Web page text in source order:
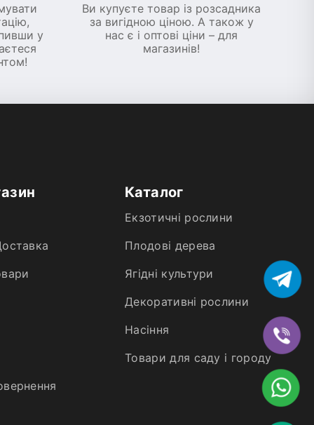
у
Ви купуєте товар із розсадника
за вигідною ціною. А також у
нас є і оптові ціни – для
магазинів!
Каталог
Екзотичні рослини
Плодові дерева
Ягідні культури
Декоративні рослини
Насіння
Товари для саду і городу